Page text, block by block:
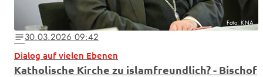
Foto: KNA
notes30.03.2026 09:42
Dialog auf vielen Ebenen
Katholische Kirche zu islamfreundlich? - Bischof